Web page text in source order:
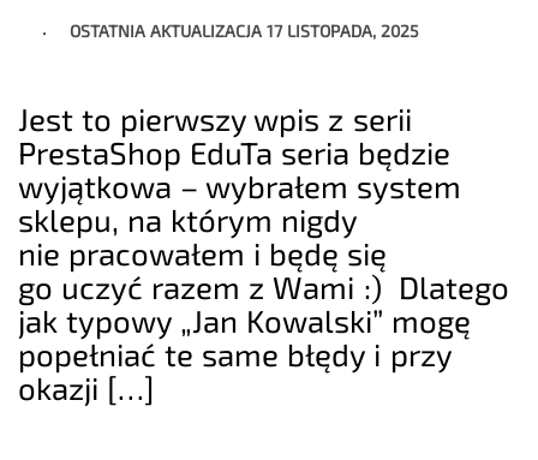
OSTATNIA AKTUALIZACJA17 LISTOPADA, 2025
Jest to pierwszy wpis z serii
PrestaShop EduTa seria będzie
wyjątkowa – wybrałem system
sklepu, na którym nigdy
nie pracowałem i będę się
go uczyć razem z Wami :) Dlatego
jak typowy „Jan Kowalski” mogę
popełniać te same błędy i przy
okazji […]